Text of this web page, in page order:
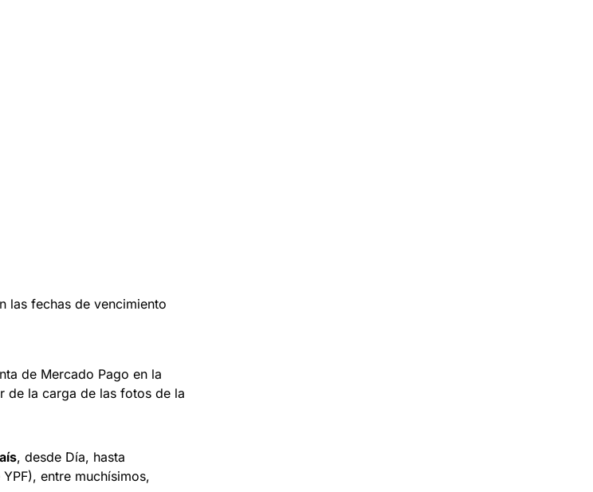
las fechas de vencimiento
de Mercado Pago en la
de la carga de las fotos de la
, desde Día, hasta
entre muchísimos,